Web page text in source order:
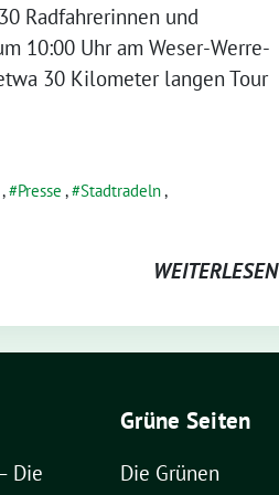
Radfahrerinnen und
10:00 Uhr am Weser-Werre-
30 Kilometer langen Tour
, Presse , Stadtradeln,
WEITERLESEN
Die
Grüne Seiten
Die Grünen